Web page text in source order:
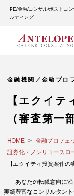
PE/金融/コンサル/ポストコ
ルティング
金融機関／金融プロ
【エクイテ
（審査第
HOME
金融プロフェ
証券化・ノンリコースロ
【エクイティ投資案件
あなたの転職意向に
実績豊富なコンサルタン